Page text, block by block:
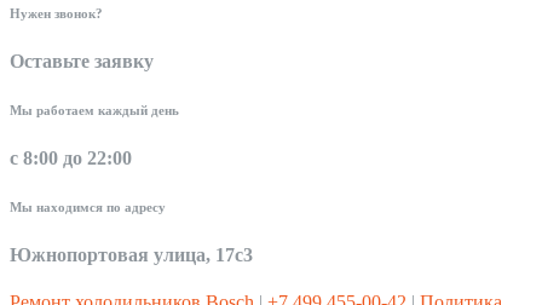
Нужен звонок?
Оставьте заявку
Мы работаем каждый день
с 8:00 до 22:00
Мы находимся по адресу
Южнопортовая улица, 17с3